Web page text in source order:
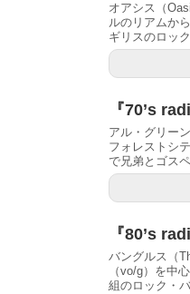
オアシス（
ルのリアムか
ギリスのロッ
『70’s
アル・グリー
フォレストシ
で兄弟とゴス
『80’s
バングルス（
（vo/g）を中
組のロック・